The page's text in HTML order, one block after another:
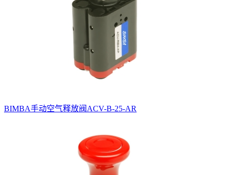
BIMBA手动空气释放阀ACV-B-25-AR